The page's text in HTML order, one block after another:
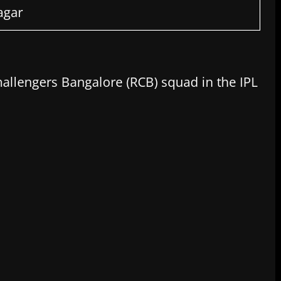
Bangalore (RCB) squad in the IPL